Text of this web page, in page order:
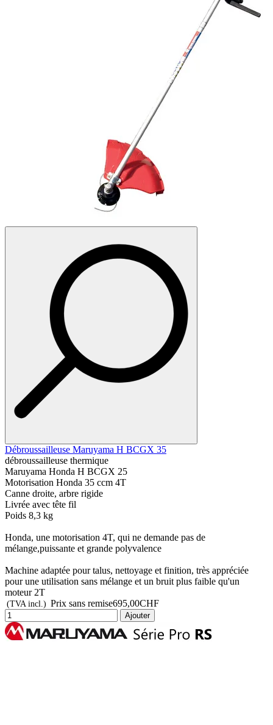
Débroussailleuse Maruyama H BCGX 35
débroussailleuse thermique
Maruyama Honda H BCGX 25
Motorisation Honda 35 ccm 4T
Canne droite, arbre rigide
Livrée avec tête fil
Poids 8,3 kg
Honda, une motorisation 4T, qui ne demande pas de
mélange,puissante et grande polyvalence
Machine adaptée pour talus, nettoyage et finition, très appréciée
pour une utilisation sans mélange et un bruit plus faible qu'un
moteur 2T
(TVA incl.) Prix sans remise695,00CHF
Ajouter